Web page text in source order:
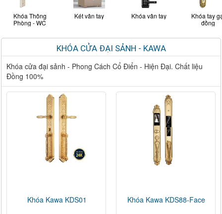
Khóa Thông
Phòng - WC
Két vân tay Khóa vân tay
Khóa tay
đồng
KHÓA CỬA ĐẠI SẢNH - KAWA
Khóa cửa đại sảnh - Phong Cách Cổ Điển - Hiện Đại. Chất liệu
Đồng 100%
Khóa Kawa KDS01 Khóa Kawa KDS88-Face